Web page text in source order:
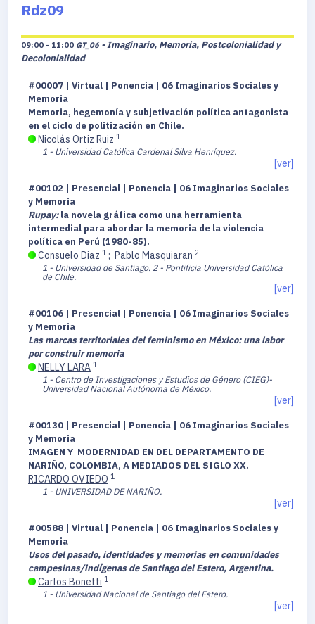
Rdz09
09:00 - 11:00 GT_06 - Imaginario, Memoria, Postcolonialidad y
Decolonialidad
#00007 | Virtual | Ponencia | 06 Imaginarios Sociales y
Memoria
Memoria, hegemonía y subjetivación política antagonista
en el ciclo de politización en Chile.
Nicolás Ortiz Ruiz 1
1 - Universidad Católica Cardenal Silva Henríquez.
[ver]
#00102 | Presencial | Ponencia | 06 Imaginarios Sociales
y Memoria
Rupay:la novela gráfica como una herramienta
intermedial para abordar la memoria de la violencia
política en Perú (1980-85).
Consuelo Diaz 1 ; Pablo Masquiaran 2
1 - Universidad de Santiago. 2 - Pontificia Universidad Católica
de Chile.
[ver]
#00106 | Presencial | Ponencia | 06 Imaginarios Sociales
y Memoria
Las marcas territoriales del feminismo en México: una labor
por construir memoria
NELLY LARA 1
1 - Centro de Investigaciones y Estudios de Género (CIEG)-
Universidad Nacional Autónoma de México.
[ver]
#00130 | Presencial | Ponencia | 06 Imaginarios Sociales
y Memoria
IMAGEN Y MODERNIDAD EN DEL DEPARTAMENTO DE
NARIÑO, COLOMBIA, A MEDIADOS DEL SIGLO XX.
RICARDO OVIEDO 1
1 - UNIVERSIDAD DE NARIÑO.
[ver]
#00588 | Virtual | Ponencia | 06 Imaginarios Sociales y
Memoria
Usos del pasado, identidades y memorias en comunidades
campesinas/indígenas de Santiago del Estero, Argentina.
Carlos Bonetti 1
1 - Universidad Nacional de Santiago del Estero.
[ver]